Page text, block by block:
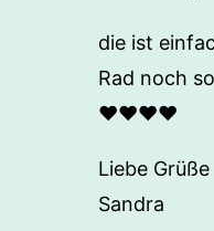
die ist
Rad noch
♥♥♥♥
Liebe Grüße
Sandra